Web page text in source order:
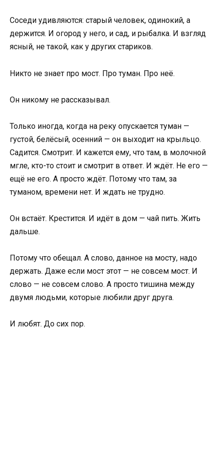
Соседи удивляются: старый человек, одинокий, а
держится. И огород у него, и сад, и рыбалка. И взгляд
ясный, не такой, как у других стариков.
Никто не знает про мост. Про туман. Про неё.
Он никому не рассказывал.
Только иногда, когда на реку опускается туман —
густой, белёсый, осенний — он выходит на крыльцо.
Садится. Смотрит. И кажется ему, что там, в молочной
мгле, кто-то стоит и смотрит в ответ. И ждёт. Не его —
ещё не его. А просто ждёт. Потому что там, за
туманом, времени нет. И ждать не трудно.
Он встаёт. Крестится. И идёт в дом — чай пить. Жить
дальше.
Потому что обещал. А слово, данное на мосту, надо
держать. Даже если мост этот — не совсем мост. И
слово — не совсем слово. А просто тишина между
двумя людьми, которые любили друг друга.
И любят. До сих пор.